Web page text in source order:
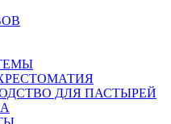
ДЛЯ ПАСТЫРЕЙ